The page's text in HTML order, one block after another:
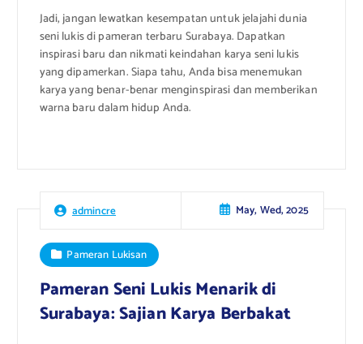
Jadi, jangan lewatkan kesempatan untuk jelajahi dunia
seni lukis di pameran terbaru Surabaya. Dapatkan
inspirasi baru dan nikmati keindahan karya seni lukis
yang dipamerkan. Siapa tahu, Anda bisa menemukan
karya yang benar-benar menginspirasi dan memberikan
warna baru dalam hidup Anda.
admincre May, Wed, 2025
Pameran Lukisan
Pameran Seni Lukis Menarik di
Surabaya: Sajian Karya Berbakat